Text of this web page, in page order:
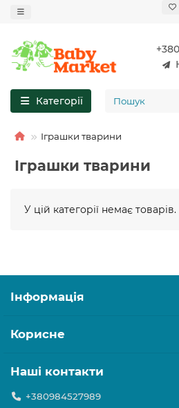
Категорії
Іграшки тварини
Іграшки тварини
У цій категорії немає товарів.
Інформація
Корисне
Наші контакти
+380984527989